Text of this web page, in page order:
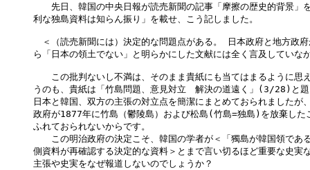
先日、韓国の中央日報が読売新聞の記事「摩擦の歴史的背景」
利な独島資料は知らん振り」を載せ、こう記しました。
＜（読売新聞には）決定的な問題点がある。 日本政府と地方政
ら「日本の領土でない」と明らかにした文献には全く言及していな
この批判ないし不満は、そのまま貴紙にも当てはまるように思
うのも、貴紙は「竹島問題、意見対立　解決の道遠く」(3/28)と
日本と韓国、双方の主張の対立点を簡潔にまとめておられましたが
政府が1877年に竹島（鬱陵島）および松島(竹島=独島)を放棄した
ふれておられないからです。
この明治政府の決定こそ、韓国の学者が＜「獨島が韓国領であ
側資料が再確認する決定的な資料＞とまで言い切るほど重要な史実
主張や史実をなぜ報道しないのでしょうか？